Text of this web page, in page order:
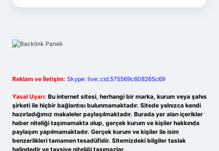
Reklam ve İletişim: Skype: live:.cid.575569c608265c69
Yasal Uyarı: Bu internet sitesi, herhangi bir marka, kurum veya şahıs
şirketi ile hiçbir bağlantısı bulunmamaktadır. Sitede yalnızca kendi
hazırladığımız makaleler paylaşılmaktadır. Burada yer alan içerikler
haber niteliği taşımamakta olup, gerçek kurum ve kişiler hakkında
paylaşım yapılmamaktadır. Gerçek kurum ve kişiler ile isim
benzerlikleri tamamen tesadüfidir. Sitemizdeki bilgiler taslak
halindedir ve tavsiye niteliği taşımazlar.